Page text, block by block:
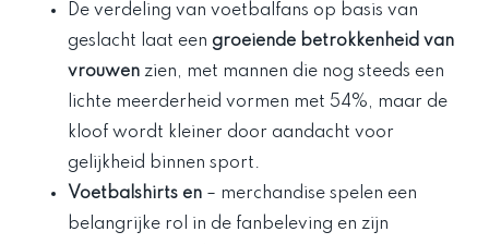
De verdeling van voetbalfans op basis van
geslacht laat een groeiende betrokkenheid van
vrouwen zien, met mannen die nog steeds een
lichte meerderheid vormen met 54%, maar de
kloof wordt kleiner door aandacht voor
gelijkheid binnen sport.
Voetbalshirts en – merchandise spelen een
belangrijke rol in de fanbeleving en zijn